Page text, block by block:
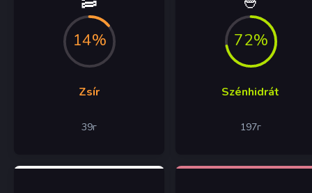
14%
Zsír
39г
72%
Szénhidrát
197г